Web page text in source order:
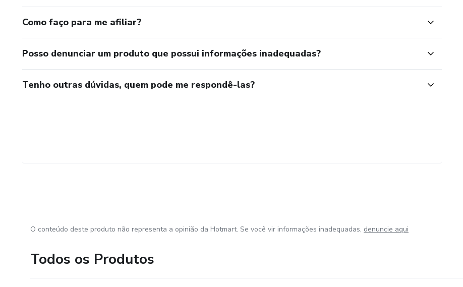
Como faço para me afiliar?
Posso denunciar um produto que possui informações inadequadas?
Tenho outras dúvidas, quem pode me respondê-las?
O conteúdo deste produto não representa a opinião da Hotmart. Se você vir informações inadequadas, denuncie aqui
Todos os Produtos